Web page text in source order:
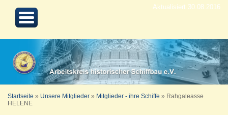
Aktualisiert 30.08.2016
Startseite » Unsere Mitglieder » Mitglieder - ihre Schiffe » Rahgaleasse
HELENE